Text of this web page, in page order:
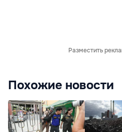
Разместить
Похожие новости